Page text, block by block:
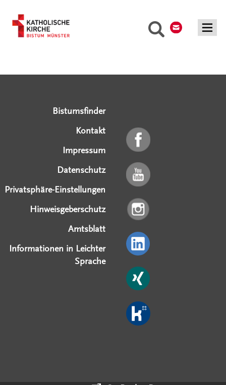
Suche
Bistumsfinder
Kontakt
Impressum
Datenschutz
Privatsphäre-Einstellungen
Hinweisgeberschutz
Amtsblatt
Informationen in Leichter
Sprache